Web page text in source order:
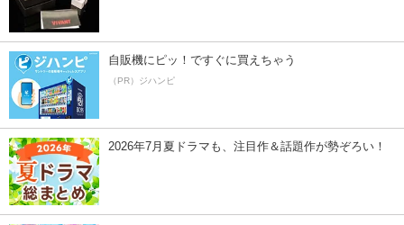
自販機にピッ！ですぐに買えちゃう
（PR）ジハンピ
2026年7月夏ドラマも、注目作＆話題作が勢ぞろい！